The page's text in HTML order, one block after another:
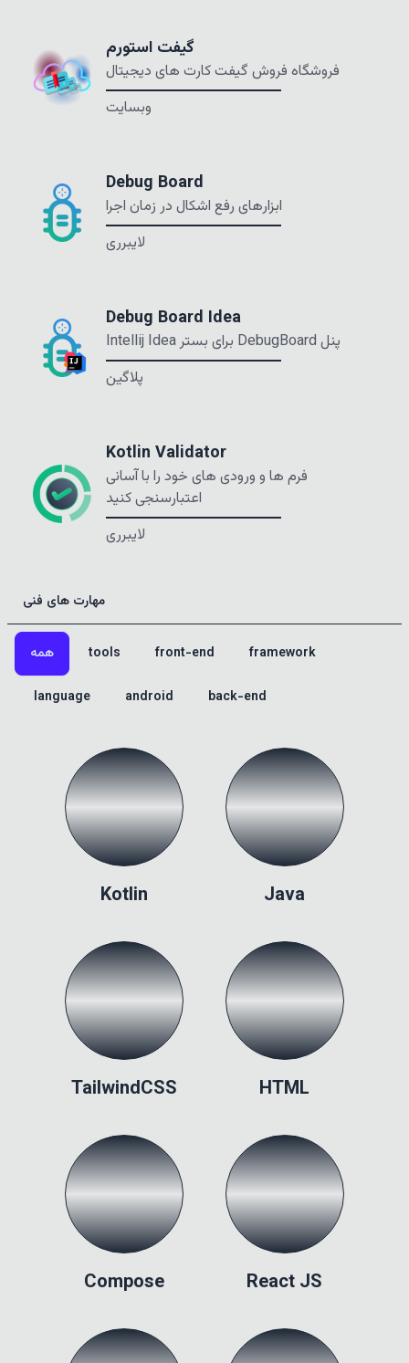
گیفت استورم
فروشگاه فروش گیفت کارت های دیجیتال
وبسایت
Debug Board
ابزارهای رفع اشکال در زمان اجرا
لایبرری
Debug Board Idea
پنل DebugBoard برای بستر Intellij Idea
پلاگین
Kotlin Validator
فرم ها و ورودی های خود را با آسانی
اعتبارسنجی کنید
لایبرری
مهارت های فنی
همه tools front-end framework
language android back-end
Kotlin Java
TailwindCSS HTML
Compose React JS